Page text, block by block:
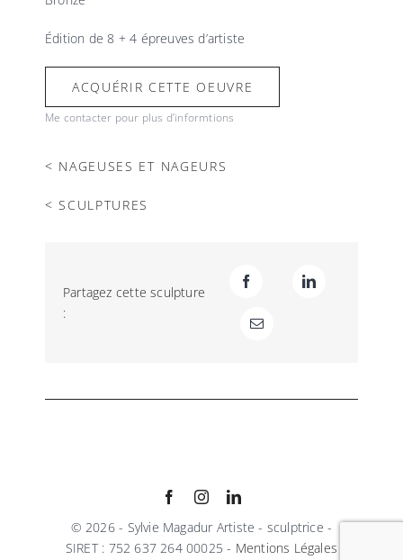
Édition de 8 + 4 épreuves d’artiste
ACQUÉRIR CETTE OEUVRE
Me contacter pour plus d’informtions
< NAGEUSES ET NAGEURS
< SCULPTURES
Partagez cette sculpture
:
© 2026 - Sylvie Magadur Artiste - sculptrice -
SIRET : 752 637 264 00025 - Mentions Légales